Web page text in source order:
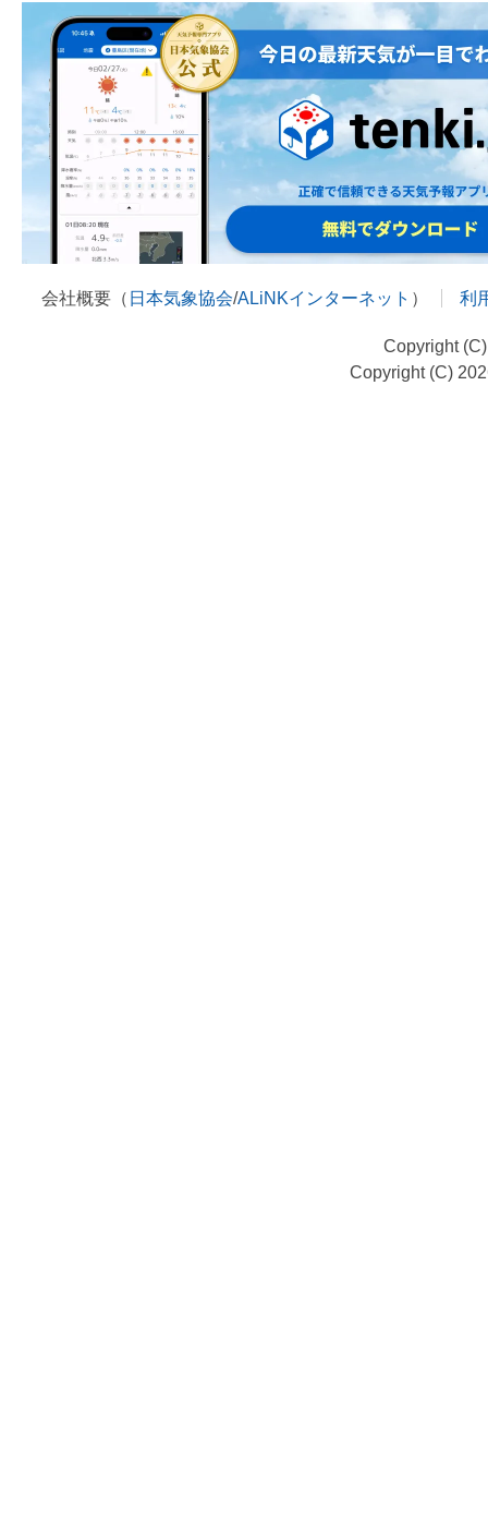
会社概要（ 日本気象協会/ALiNKインターネット ） 利
Copyright
Copyright (C)